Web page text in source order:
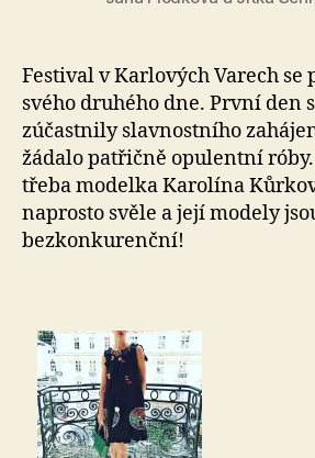
Festival v Karlových Varech se
svého druhého dne. První den
zúčastnily slavnostního
žádalo patřičně opulentní
třeba modelka Karolína
naprosto svěle a její modely
bezkonkurenční!